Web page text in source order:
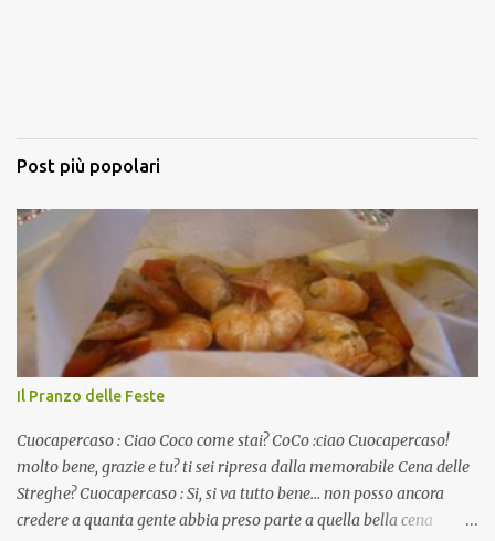
Post più popolari
Il Pranzo delle Feste
Cuocapercaso : Ciao Coco come stai? CoCo :ciao Cuocapercaso!
molto bene, grazie e tu? ti sei ripresa dalla memorabile Cena delle
Streghe? Cuocapercaso : Si, si va tutto bene… non posso ancora
credere a quanta gente abbia preso parte a quella bella cena